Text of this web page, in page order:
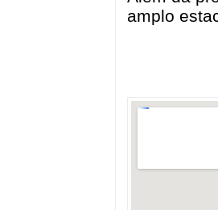
amplo